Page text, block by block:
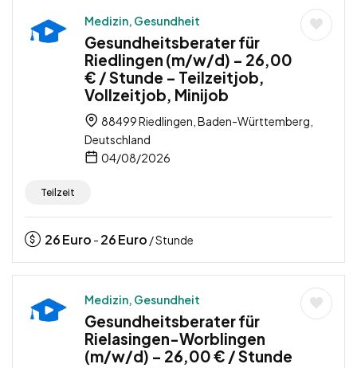
Medizin, Gesundheit
Gesundheitsberater für
Riedlingen (m/w/d) – 26,00
€ / Stunde – Teilzeitjob,
Vollzeitjob, Minijob
88499 Riedlingen, Baden-Württemberg,
Deutschland
04/08/2026
Teilzeit
26Euro - 26Euro / Stunde
Medizin, Gesundheit
Gesundheitsberater für
Rielasingen-Worblingen
(m/w/d) – 26,00 € / Stunde